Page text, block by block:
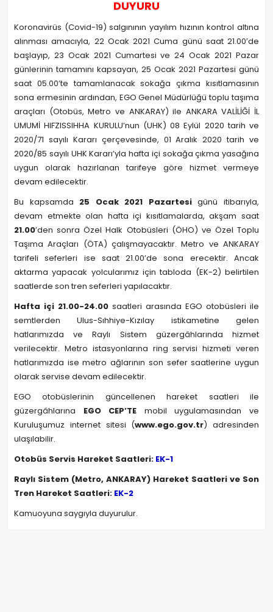
DUYURU
Koronavirüs (Covid-19) salgınının yayılım hızının kontrol altına
alınması amacıyla, 22 Ocak 2021 Cuma günü saat 21.00’de
başlayıp, 23 Ocak 2021 Cumartesi ve 24 Ocak 2021 Pazar
günlerinin tamamını kapsayan, 25 Ocak 2021 Pazartesi günü
saat 05.00’te tamamlanacak sokağa çıkma kısıtlamasının
sona ermesinin ardından, EGO Genel Müdürlüğü toplu taşıma
araçları (Otobüs, Metro ve ANKARAY) ile ANKARA VALİLİĞİ İL
UMUMİ HIFZISSIHHA KURULU’nun (UHK) 08 Eylül 2020 tarih ve
2020/71 sayılı Kararı çerçevesinde, 01 Aralık 2020 tarih ve
2020/85 sayılı UHK Kararı’yla hafta içi sokağa çıkma yasağına
uygun olarak hazırlanan tarifeye göre hizmet vermeye
devam edilecektir.
Bu kapsamda 25 Ocak 2021 Pazartesigünü itibarıyla,
devam etmekte olan hafta içi kısıtlamalarda, akşam saat
21.00’den sonra Özel Halk Otobüsleri (ÖHO) ve Özel Toplu
Taşıma Araçları (ÖTA) çalışmayacaktır. Metro ve ANKARAY
tarifeli seferleri ise saat 21.00’de sona erecektir. Ancak
aktarma yapacak yolcularımız için tabloda (EK-2) belirtilen
saatlerde son tren seferleri yapılacaktır.
Hafta içi 21.00-24.00 saatleri arasında EGO otobüsleri ile
semtlerden Ulus-Sıhhiye-Kızılay istikametine gelen
hatlarımızda ve Raylı Sistem güzergâhlarında hizmet
verilecektir. Metro istasyonlarına ring servisi hizmeti veren
hatlarımızda ise metro ağlarının son sefer saatlerine uygun
olarak servise devam edilecektir.
EGO otobüslerinin güncellenen hareket saatleri ile
güzergâhlarına EGO CEP’TE mobil uygulamasından ve
Kuruluşumuz internet sitesi (www.ego.gov.tr) adresinden
ulaşılabilir.
Otobüs Servis Hareket Saatleri: EK-1
Raylı Sistem (Metro, ANKARAY) Hareket Saatleri ve Son
Tren Hareket Saatleri: EK-2
Kamuoyuna saygıyla duyurulur.